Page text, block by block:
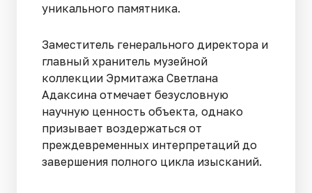
уникального памятника.
Заместитель генерального директора и
главный хранитель музейной
коллекции Эрмитажа Светлана
Адаксина отмечает безусловную
научную ценность объекта, однако
призывает воздержаться от
преждевременных интерпретаций до
завершения полного цикла изысканий.